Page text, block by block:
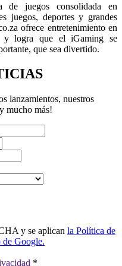
de juegos consolidada en
juegos, deportes y grandes
ofrece entretenimiento en
y logra que el iGaming se
que sea divertido.
lanzamientos, nuestros
mucho más!
y se aplican la Política de
de Google.
*